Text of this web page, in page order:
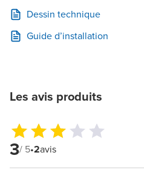
Dessin technique
Guide d’installation
Les avis produits
3/ 5•2avis